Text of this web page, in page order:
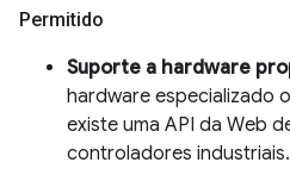
Permitido
Suporte a hardware
hardware especializado
existe uma API da Web
controladores industriais.